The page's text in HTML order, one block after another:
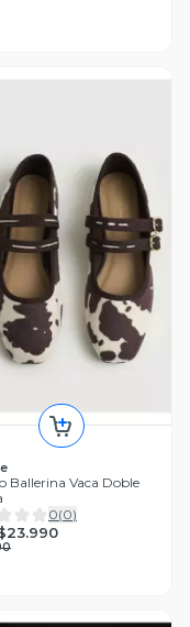
Ballerina Vaca Doble
0(0)